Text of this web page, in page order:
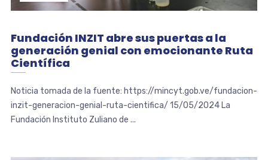
Fundación INZIT abre sus puertas a la
generación genial con emocionante Ruta
Científica
Noticia tomada de la fuente: https://mincyt.gob.ve/fundacion-
inzit-generacion-genial-ruta-cientifica/ 15/05/2024 La
Fundación Instituto Zuliano de ...